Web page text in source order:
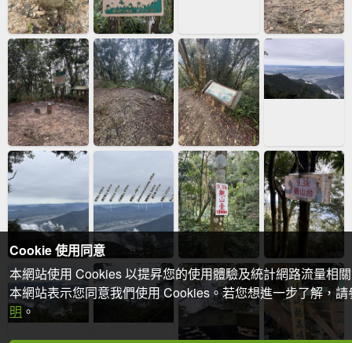
Cookie 使用同意
本網站使用 Cookies 以提昇您的使用體驗及統計網路流量相
本網站表示您同意我們使用 Cookies。若您想進一步了解，
明。